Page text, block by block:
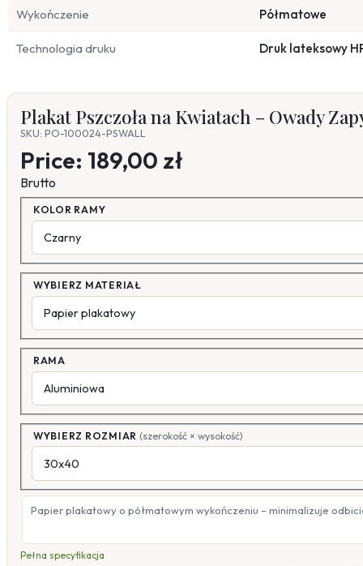
Wykończenie Półmatowe
Technologia druku Druk lateksowy
Plakat Pszczoła na Kwiatach – Owady
SKU: PO-100024-PSWALL
Price: 189,00 zł
Brutto
KOLOR RAMY
WYBIERZ MATERIAŁ
RAMA
WYBIERZ ROZMIAR (szerokość × wysokość)
Papier plakatowy o półmatowym wykończeniu – minimalizuje
Pełna specyfikacja